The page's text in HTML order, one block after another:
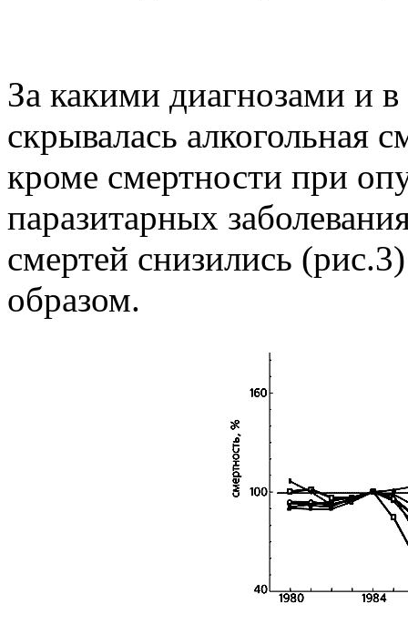
За какими диагнозами и
скрывалась алкогольная
кроме смертности при
паразитарных
смертей снизились
образом.